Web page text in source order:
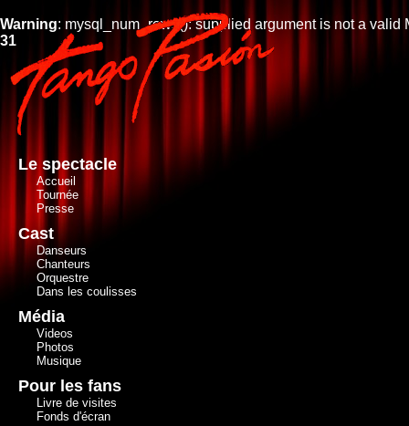
Warning: mysql_num_rows(): supplied argument is not a valid
31
Le spectacle
Accueil
Tournée
Presse
Cast
Danseurs
Chanteurs
Orquestre
Dans les coulisses
Média
Videos
Photos
Musique
Pour les fans
Livre de visites
Fonds d'écran